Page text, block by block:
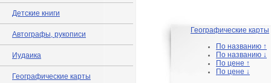
Детские книги
Автографы, рукописи
Иудаика
Географические карты
Географические карты
По названию ↑
По названию ↓
По цене ↑
По цене ↓